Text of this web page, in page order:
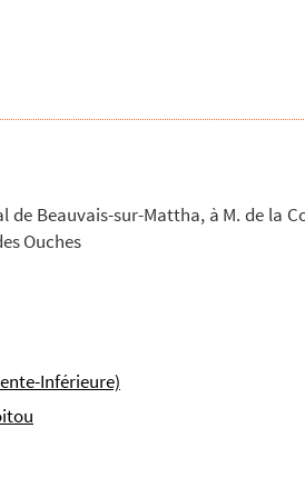
de Beauvais-sur-Mattha, à M. de la
Ouches
Inférieure)